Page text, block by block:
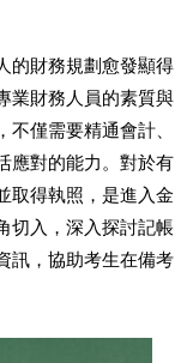
的財務規劃愈發顯得
業財務人員的素質與
僅需要精通會計、
應對的能力。對於有
取得執照，是進入金
切入，深入探討記帳
訊，協助考生在備考